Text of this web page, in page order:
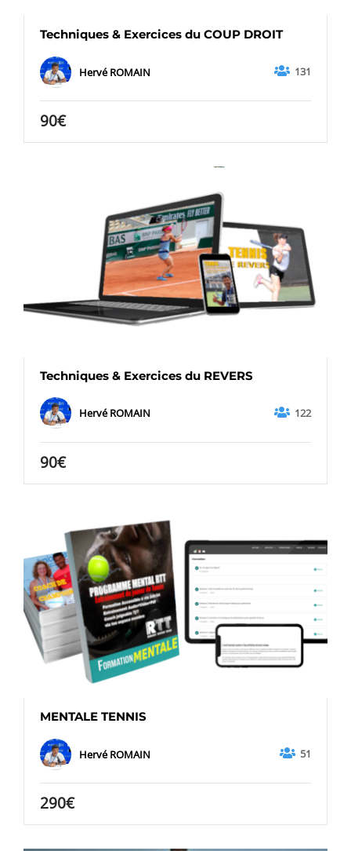
Techniques & Exercices du COUP DROIT
Hervé ROMAIN 131
90€
Techniques & Exercices du REVERS
Hervé ROMAIN 122
90€
MENTALE TENNIS
Hervé ROMAIN 51
290€